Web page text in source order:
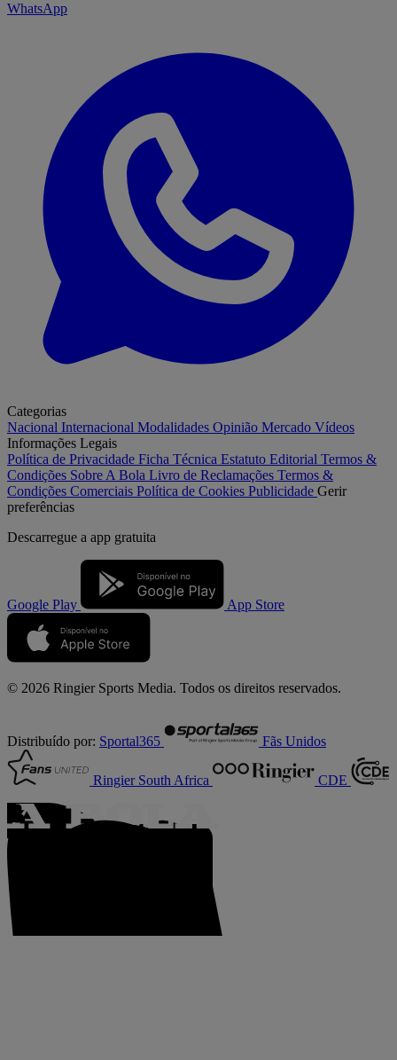
WhatsApp
Categorias
Nacional Internacional Modalidades Opinião Mercado Vídeos
Informações Legais
Política de Privacidade Ficha Técnica Estatuto Editorial Termos &
Condições Sobre A Bola Livro de Reclamações Termos &
Condições Comerciais Política de Cookies Publicidade Gerir
preferências
Descarregue a app gratuita
Google Play App Store
© 2026 Ringier Sports Media. Todos os direitos reservados.
Distribuído por: Sportal365 Fãs Unidos
Ringier South Africa CDE